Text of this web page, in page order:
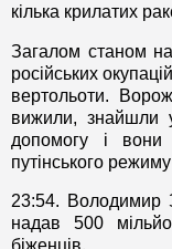
кілька крилатих
Загалом станом на
російських
вертольоти.
вижили, знайшли
допомогу і
путінського
23:54. Володимир
надав 500